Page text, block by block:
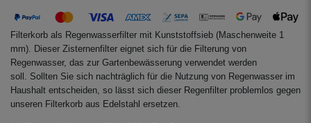
Filterkorb als Regenwasserfilter mit Kunststoffsieb (Maschenweite 1
mm). Dieser Zisternenfilter eignet sich für die Filterung von
Regenwasser, das zur Gartenbewässerung verwendet werden
soll. Sollten Sie sich nachträglich für die Nutzung von Regenwasser im
Haushalt entscheiden, so lässt sich dieser Regenfilter problemlos gegen
unseren Filterkorb aus Edelstahl ersetzen.